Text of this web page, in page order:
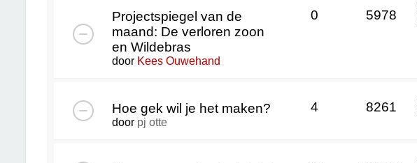
Projectspiegel van de
maand: De verloren zoon
en Wildebras
door Kees Ouwehand
0 5978
Hoe gek wil je het maken?
door pj otte
4 8261